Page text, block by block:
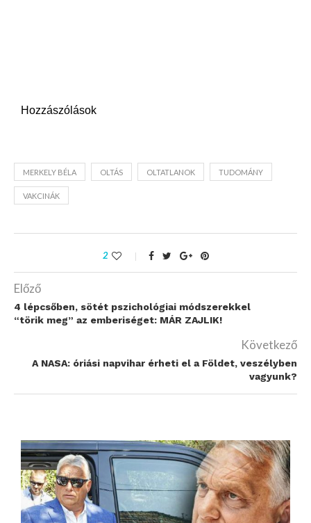
Hozzászólások
MERKELY BÉLA OLTÁS OLTATLANOK TUDOMÁNY
VAKCINÁK
2
Előző
4 lépcsőben, sötét pszichológiai módszerekkel
“törik meg” az emberiséget: MÁR ZAJLIK!
Következő
A NASA: óriási napvihar érheti el a Földet, veszélyben
vagyunk?